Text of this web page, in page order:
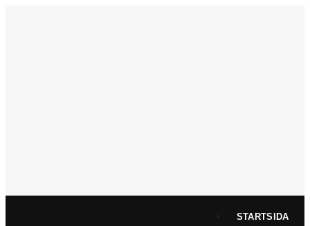
STARTSIDA